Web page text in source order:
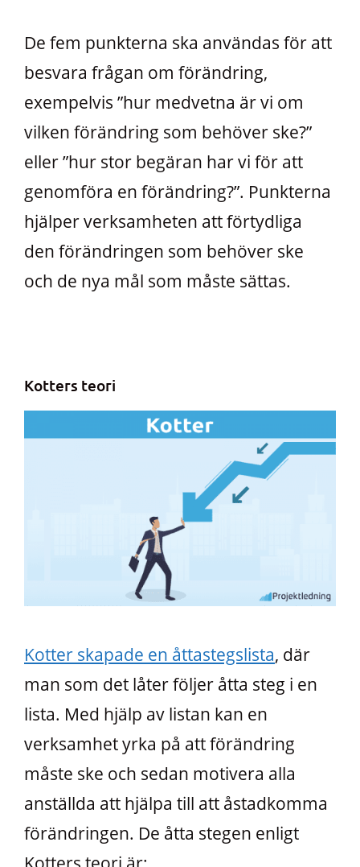
De fem punkterna ska användas för att
besvara frågan om förändring,
exempelvis ”hur medvetna är vi om
vilken förändring som behöver ske?”
eller ”hur stor begäran har vi för att
genomföra en förändring?”. Punkterna
hjälper verksamheten att förtydliga
den förändringen som behöver ske
och de nya mål som måste sättas.
Kotters teori
Kotter skapade en åttastegslista, där
man som det låter följer åtta steg i en
lista. Med hjälp av listan kan en
verksamhet yrka på att förändring
måste ske och sedan motivera alla
anställda att hjälpa till att åstadkomma
förändringen. De åtta stegen enligt